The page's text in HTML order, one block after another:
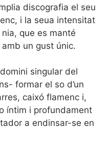
discografia el seu
i la seua intensitat
que es manté
un gust únic.
singular del
formar el so d’un
caixó flamenc i,
íntim i profundament
a endinsar-se en